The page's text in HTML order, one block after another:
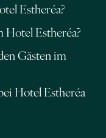
Estheréa?
Hotel Estheréa?
Gästen im
Hotel Estheréa